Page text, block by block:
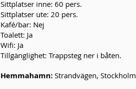
Sittplatser inne: 60 pers.
Sittplatser ute: 20 pers.
Kafé/bar: Nej
Toalett: Ja
Wifi: Ja
Tillgänglighet: Trappsteg ner i båten.
Hemmahamn: Strandvägen, Stockholm